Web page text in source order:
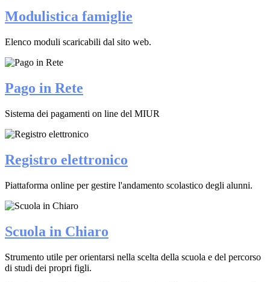
Modulistica famiglie
Elenco moduli scaricabili dal sito web.
Pago in Rete
Sistema dei pagamenti on line del MIUR
Registro elettronico
Piattaforma online per gestire l'andamento scolastico degli alunni.
Scuola in Chiaro
Strumento utile per orientarsi nella scelta della scuola e del percorso
di studi dei propri figli.